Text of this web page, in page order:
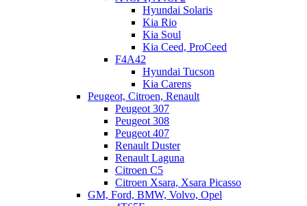
Hyundai Solaris
Kia Rio
Kia Soul
Kia Ceed, ProCeed
F4A42
Hyundai Tucson
Kia Carens
Peugeot, Citroen, Renault
Peugeot 307
Peugeot 308
Peugeot 407
Renault Duster
Renault Laguna
Citroen C5
Citroen Xsara, Xsara Picasso
GM, Ford, BMW, Volvo, Opel
Теперь подробнее рассмотрим причины, приводящие к такой
работе АКПП. Какой узел управляет давлением, подающимся
на фрикционный пакет, либо его сбросом? Это система
управления называется «гидроблок». Внутри него есть:
— Механические клапаны;
— Электрические клапаны (соленоиды);
— Каналы, которые должны быть герметичными;
Это целый набор деталей, помогающий гидроблоку
формировать правильное давление, которое поступает к
фрикционному пакету. Если по любой причине гидроблок
формирует неправильное давление, то оно неправильно будет